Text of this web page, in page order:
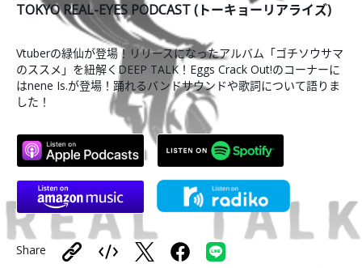
TOKYO REAL-EYES PODCAST (トーキョーリアライズ)
Vtuberの緑仙が登場！リリースになったアルバム「ゴチソウサマ
のススメ」を紐解くDEEP TALK！Eggs Crack Out!のコーナーに
はnene Is.が登場！踊れるバンドサウンドや歌詞について語りま
した！
Share